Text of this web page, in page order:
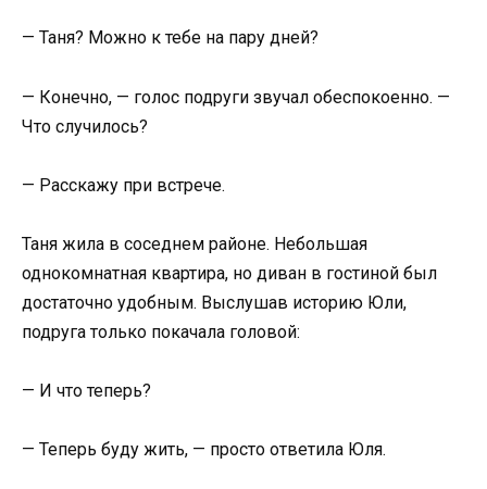
— Таня? Можно к тебе на пару дней?
— Конечно, — голос подруги звучал обеспокоенно. —
Что случилось?
— Расскажу при встрече.
Таня жила в соседнем районе. Небольшая
однокомнатная квартира, но диван в гостиной был
достаточно удобным. Выслушав историю Юли,
подруга только покачала головой:
— И что теперь?
— Теперь буду жить, — просто ответила Юля.